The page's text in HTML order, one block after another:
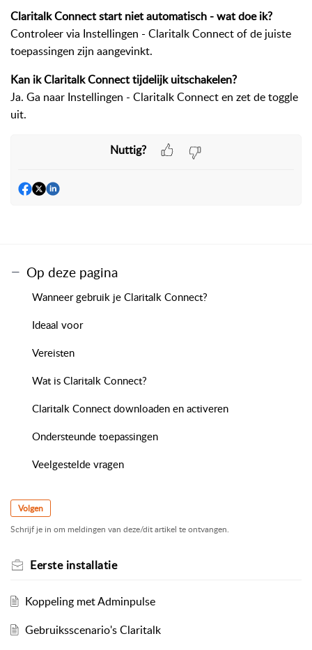
Claritalk Connect start niet automatisch - wat doe ik?
Controleer via Instellingen - Claritalk Connect of de juiste
toepassingen zijn aangevinkt.
Kan ik Claritalk Connect tijdelijk uitschakelen?
Ja. Ga naar Instellingen - Claritalk Connect en zet de toggle
uit.
Nuttig?
Op deze pagina
Wanneer gebruik je Claritalk Connect?
Ideaal voor
Vereisten
Wat is Claritalk Connect?
Claritalk Connect downloaden en activeren
Ondersteunde toepassingen
Veelgestelde vragen
Volgen
Schrijf je in om meldingen van deze/dit artikel te ontvangen.
Eerste installatie
Koppeling met Adminpulse
Gebruiksscenario's Claritalk